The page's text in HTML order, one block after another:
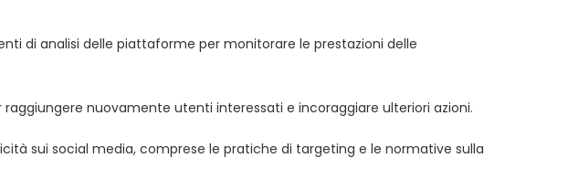
di analisi delle piattaforme per monitorare le prestazioni delle
nuovamente utenti interessati e incoraggiare ulteriori azioni.
sui social media, comprese le pratiche di targeting e le normative sulla